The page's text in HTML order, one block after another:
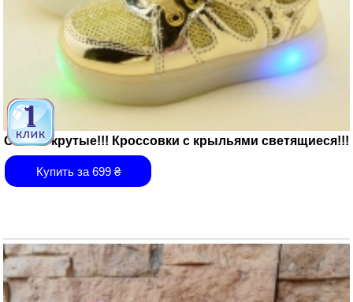
Самые крутые!!! Кроссовки с крыльями светящиеся!!!
Купить за 699₴